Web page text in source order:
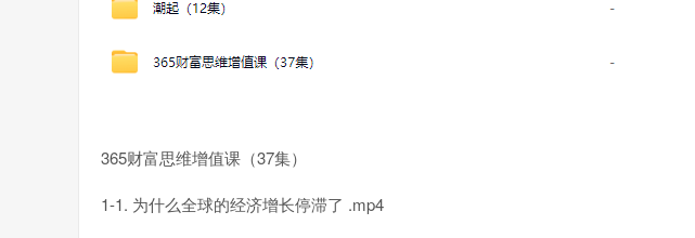
365财富思维增值课（37集）
1-1. 为什么全球的经济增长停滞了 .mp4